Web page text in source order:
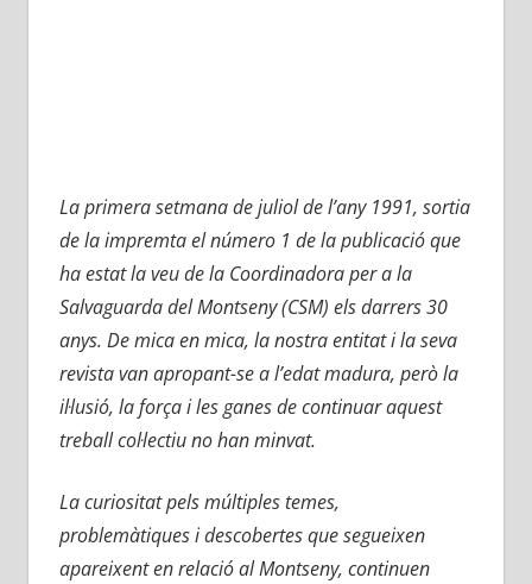
La primera setmana de juliol de l’any 1991, sortia
de la impremta el número 1 de la publicació que
ha estat la veu de la Coordinadora per a la
Salvaguarda del Montseny (CSM) els darrers 30
anys. De mica en mica, la nostra entitat i la seva
revista van apropant-se a l’edat madura, però la
il·lusió, la força i les ganes de continuar aquest
treball col·lectiu no han minvat.
La curiositat pels múltiples temes,
problemàtiques i descobertes que segueixen
apareixent en relació al Montseny, continuen